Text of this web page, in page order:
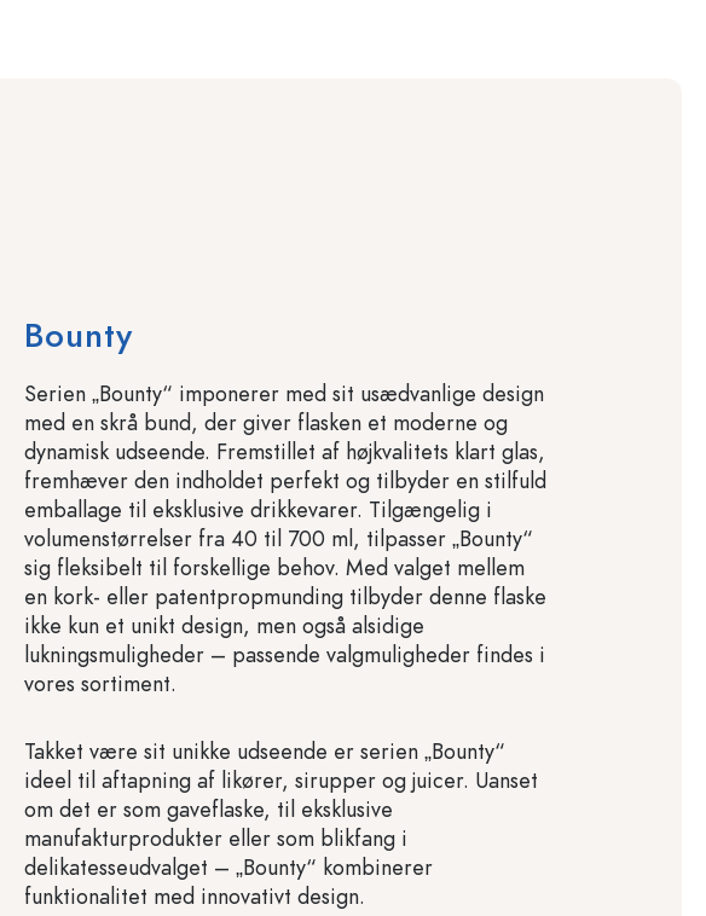
Bounty
Serien „Bounty“ imponerer med sit usædvanlige design
med en skrå bund, der giver flasken et moderne og
dynamisk udseende. Fremstillet af højkvalitets klart glas,
fremhæver den indholdet perfekt og tilbyder en stilfuld
emballage til eksklusive drikkevarer. Tilgængelig i
volumenstørrelser fra 40 til 700 ml, tilpasser „Bounty“
sig fleksibelt til forskellige behov. Med valget mellem
en kork- eller patentpropmunding tilbyder denne flaske
ikke kun et unikt design, men også alsidige
lukningsmuligheder – passende valgmuligheder findes i
vores sortiment.
Takket være sit unikke udseende er serien „Bounty“
ideel til aftapning af likører, sirupper og juicer. Uanset
om det er som gaveflaske, til eksklusive
manufakturprodukter eller som blikfang i
delikatesseudvalget – „Bounty“ kombinerer
funktionalitet med innovativt design.